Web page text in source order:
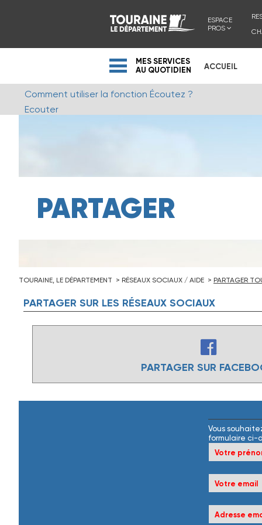
ESPACE
PROS
MES SERVICES
AU QUOTIDIEN
ACCUEIL
Comment utiliser la fonction Écoutez ?
Ecouter
PARTAGER
TOURAINE, LE DÉPARTEMENT RÉSEAUX SOCIAUX / AIDE PARTAGER
PARTAGER SUR LES RÉSEAUX SOCIAUX
PARTAGER SUR
Vous
formulaire ci-